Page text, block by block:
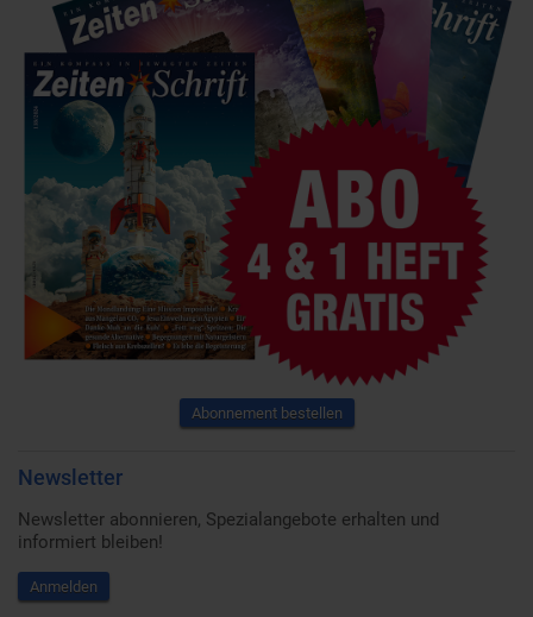
Abonnement bestellen
Newsletter
Newsletter abonnieren, Spezialangebote erhalten und
informiert bleiben!
Anmelden